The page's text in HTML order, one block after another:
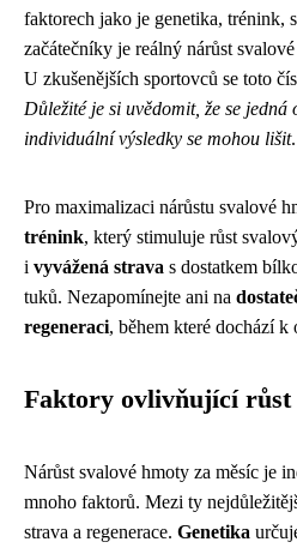
faktorech jako je genetika, trénink,
začátečníky je reálný nárůst
U zkušenějších sportovců se toto
Důležité je si uvědomit, že se
individuální výsledky se mohou lišit.
Pro maximalizaci nárůstu svalové
trénink, který stimuluje růst
i vyvážená strava s dostatkem
tuků. Nezapomínejte ani na
regeneraci, během které dochází k
Faktory ovlivňující růst
Nárůst svalové hmoty za měsíc je
mnoho faktorů. Mezi ty
strava a regenerace. Genetika